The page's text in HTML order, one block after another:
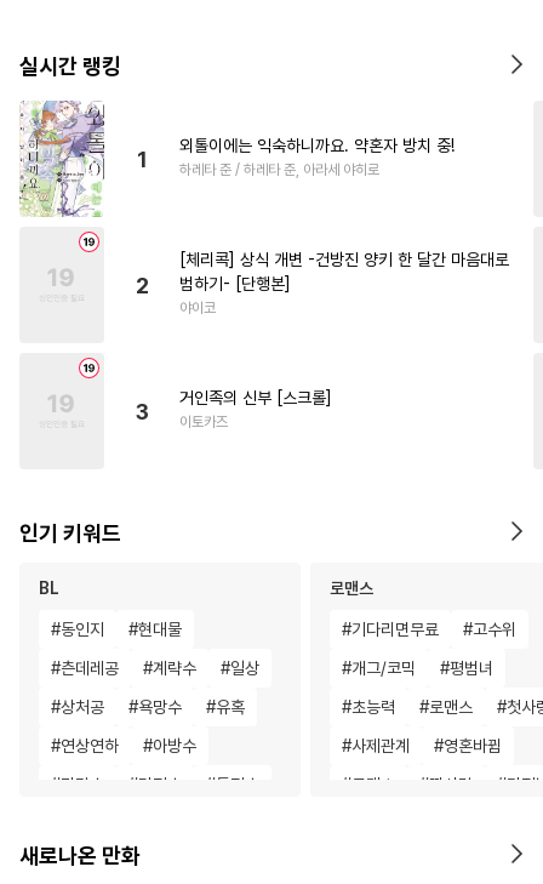
실시간 랭킹
1
외톨이에는 익숙하니까요. 약혼자 방치 중!
하레타 준 / 하레타 준, 아라세 야히로
2
[체리콕] 상식 개변 -건방진 양키 한 달간 마음대로
범하기- [단행본]
야이코
3
거인족의 신부 [스크롤]
이토카즈
인기 키워드
BL
#동인지 #현대물
#츤데레공 #계략수 #일상
#상처공 #욕망수 #유혹
#연상연하 #아방수
#민감수 #단정수 #동정수
#오메가버스
로맨스
#기다리면무료 #고수위
#개그/코믹 #평범녀
#초능력 #로맨스 #첫사
#사제관계 #영혼바뀜
#로맨스 #짝사랑 #다정
소년
새로나온 만화